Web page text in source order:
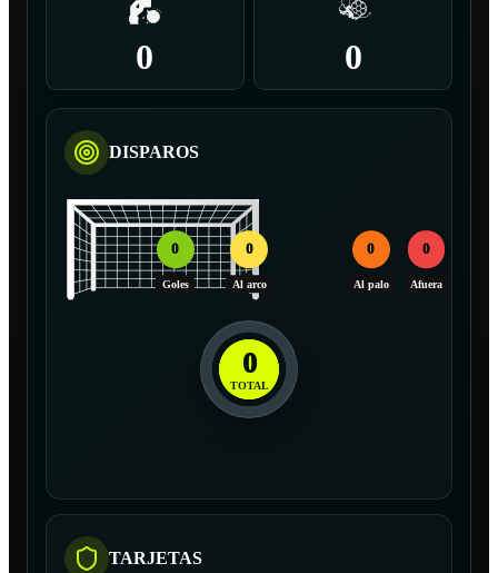
0 0
DISPAROS
0
Goles
0
Al arco
0
Al palo
0
Afuera
0
TOTAL
TARJETAS